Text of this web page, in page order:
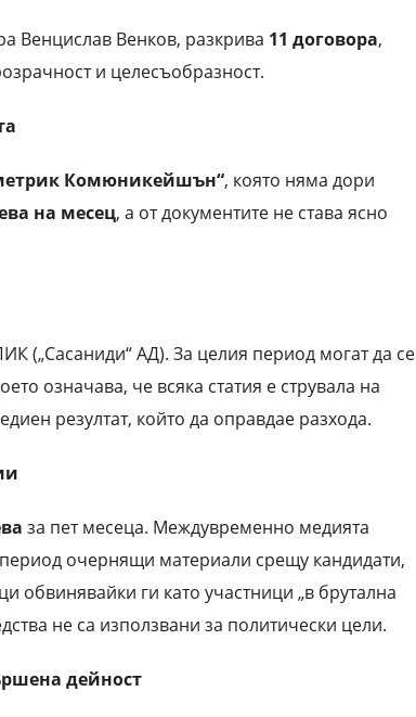
Венцислав Венков, разкрива 11 договора,
и целесъобразност.
Комюникейшън“, която няма дори
на месец, а от документите не става ясно
(„Сасаниди“ АД). За целия период могат да се
означава, че всяка статия е струвала на
резултат, който да оправдае разхода.
за пет месеца. Междувременно медията
очернящи материали срещу кандидати,
обвинявайки ги като участници „в брутална
не са използвани за политически цели.
дейност